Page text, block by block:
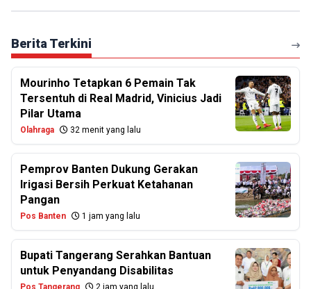
Berita Terkini
Mourinho Tetapkan 6 Pemain Tak
Tersentuh di Real Madrid, Vinicius Jadi
Pilar Utama
Olahraga 32 menit yang lalu
Pemprov Banten Dukung Gerakan
Irigasi Bersih Perkuat Ketahanan
Pangan
Pos Banten 1 jam yang lalu
Bupati Tangerang Serahkan Bantuan
untuk Penyandang Disabilitas
Pos Tangerang 2 jam yang lalu